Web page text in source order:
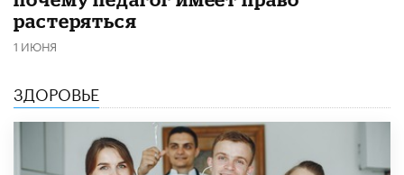
растеряться
1 ИЮНЯ
ЗДОРОВЬЕ